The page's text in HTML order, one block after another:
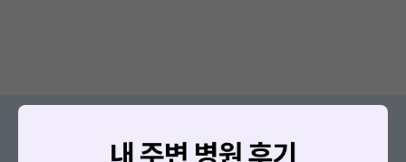
증상/치료, 궁금한 점이 있나요?
의사가 직접 답해드려요!